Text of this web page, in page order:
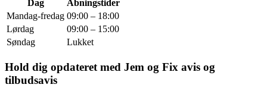
Dag
Åbningstider
Mandag-fredag 09:00 – 18:00
Lørdag
09:00 – 15:00
Søndag
Lukket
Hold dig opdateret med Jem og Fix avis og
tilbudsavis